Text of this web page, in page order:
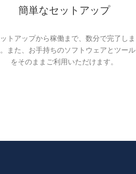
簡単なセットアップ
トアップから稼働まで、数分で完了しま
また、お手持ちのソフトウェアとツール
をそのままご利用いただけます。